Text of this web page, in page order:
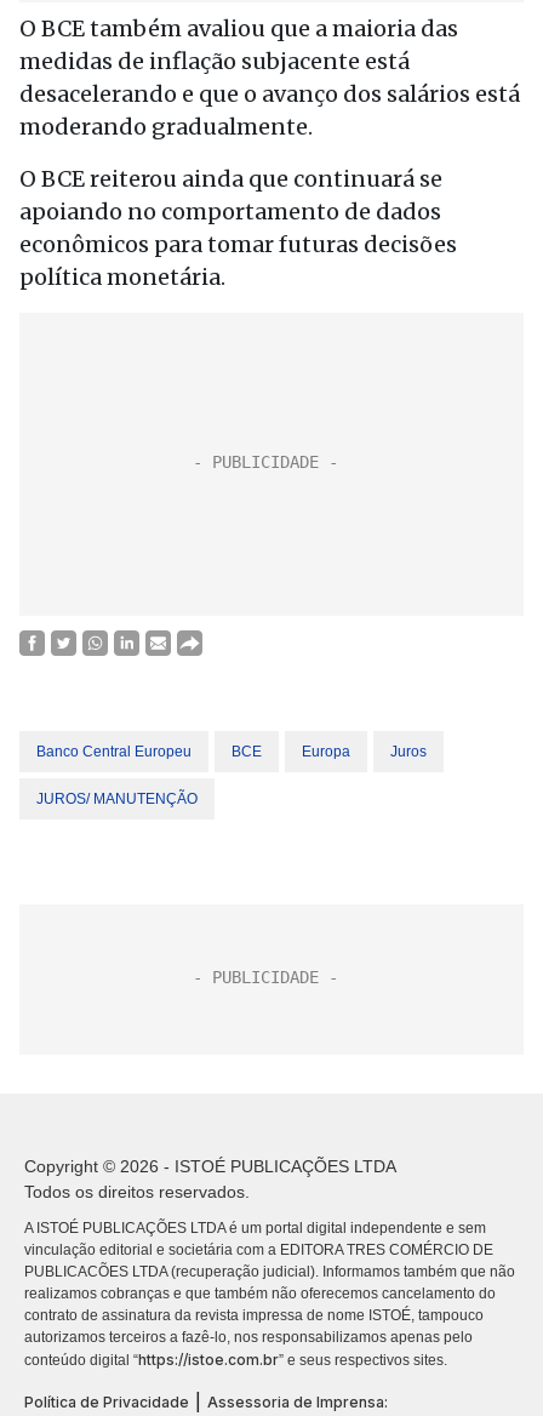
O BCE também avaliou que a maioria das
medidas de inflação subjacente está
desacelerando e que o avanço dos salários está
moderando gradualmente.
O BCE reiterou ainda que continuará se
apoiando no comportamento de dados
econômicos para tomar futuras decisões
política monetária.
Banco Central Europeu BCE Europa Juros
JUROS/ MANUTENÇÃO
Copyright © 2026 - ISTOÉ PUBLICAÇÕES LTDA
Todos os direitos reservados.
A ISTOÉ PUBLICAÇÕES LTDA é um portal digital independente e sem
vinculação editorial e societária com a EDITORA TRES COMÉRCIO DE
PUBLICACÕES LTDA (recuperação judicial). Informamos também que não
realizamos cobranças e que também não oferecemos cancelamento do
contrato de assinatura da revista impressa de nome ISTOÉ, tampouco
autorizamos terceiros a fazê-lo, nos responsabilizamos apenas pelo
conteúdo digital “https://istoe.com.br” e seus respectivos sites.
Política de Privacidade Assessoria de Imprensa: